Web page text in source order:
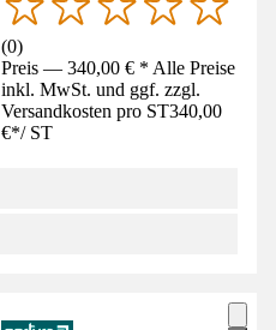
(0)
Preis — 340,00 € * Alle Preise
inkl. MwSt. und ggf. zzgl.
Versandkosten pro ST340,00
€*/ ST